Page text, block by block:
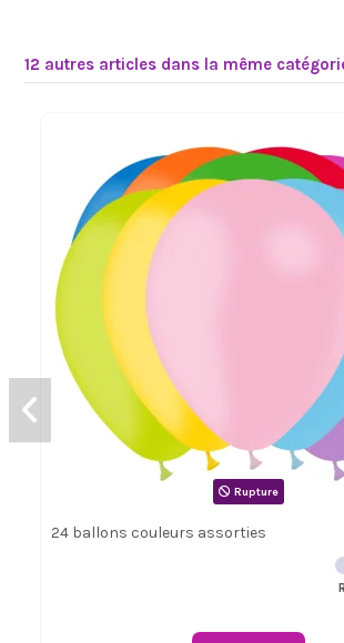
12 autres articles dans la même
Rupture
24 ballons couleurs assorties